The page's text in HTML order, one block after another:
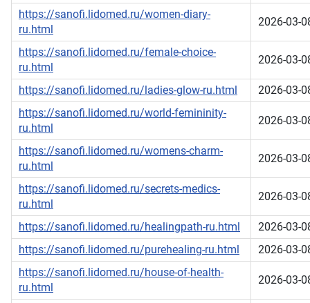
https://sanofi.lidomed.ru/women-diary-
ru.html
2026-03-
https://sanofi.lidomed.ru/female-choice-
ru.html
2026-03-
https://sanofi.lidomed.ru/ladies-glow-ru.html
2026-03-
https://sanofi.lidomed.ru/world-femininity-
ru.html
2026-03-
https://sanofi.lidomed.ru/womens-charm-
ru.html
2026-03-
https://sanofi.lidomed.ru/secrets-medics-
ru.html
2026-03-
https://sanofi.lidomed.ru/healingpath-ru.html
2026-03-
https://sanofi.lidomed.ru/purehealing-ru.html
2026-03-
https://sanofi.lidomed.ru/house-of-health-
ru.html
2026-03-